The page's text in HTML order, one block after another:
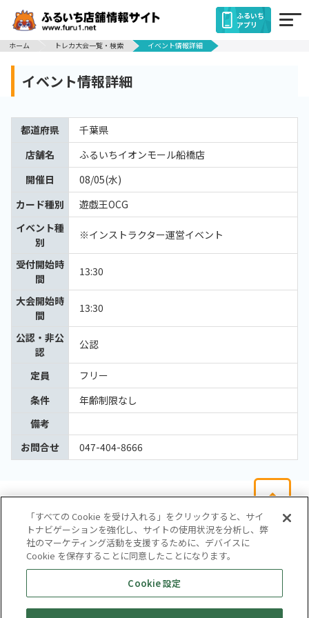
ふるいち
アプリ
ホーム
トレカ大会一覧・検索 イベント情報詳細
イベント情報詳細
都道府県
千葉県
店舗名
ふるいちイオンモール船橋店
開催日
08/05(水)
カード種別
遊戯王OCG
イベント種
別
※インストラクター運営イベント
受付開始時
間
13:30
大会開始時
間
13:30
公認・非公
認
公認
定員
フリー
条件
年齢制限なし
備考
お問合せ
047-404-8666
会社概要
サイトマップ
お問い合わせ
個人情報保護方針
株式会社テイツー
「すべての Cookie を受け入れる」をクリックすると、サイ
トナビゲーションを強化し、サイトの使用状況を分析し、弊
社のマーケティング活動を支援するために、デバイスに
Cookie を保存することに同意したことになります。
Cookie 設定